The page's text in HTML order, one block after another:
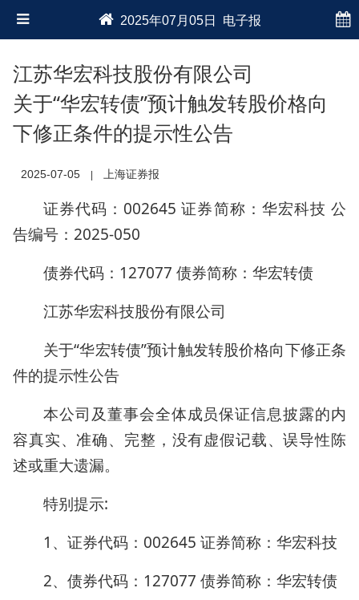
2025年07月05日 电子报
江苏华宏科技股份有限公司
关于“华宏转债”预计触发转股价格向
下修正条件的提示性公告
2025-07-05 上海证券报
证券代码：002645 证券简称：华宏科技 公
告编号：2025-050
债券代码：127077 债券简称：华宏转债
江苏华宏科技股份有限公司
关于“华宏转债”预计触发转股价格向下修正条
件的提示性公告
本公司及董事会全体成员保证信息披露的内
容真实、准确、完整，没有虚假记载、误导性陈
述或重大遗漏。
特别提示:
1、证券代码：002645 证券简称：华宏科技
2、债券代码：127077 债券简称：华宏转债